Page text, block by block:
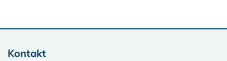
Kontakt